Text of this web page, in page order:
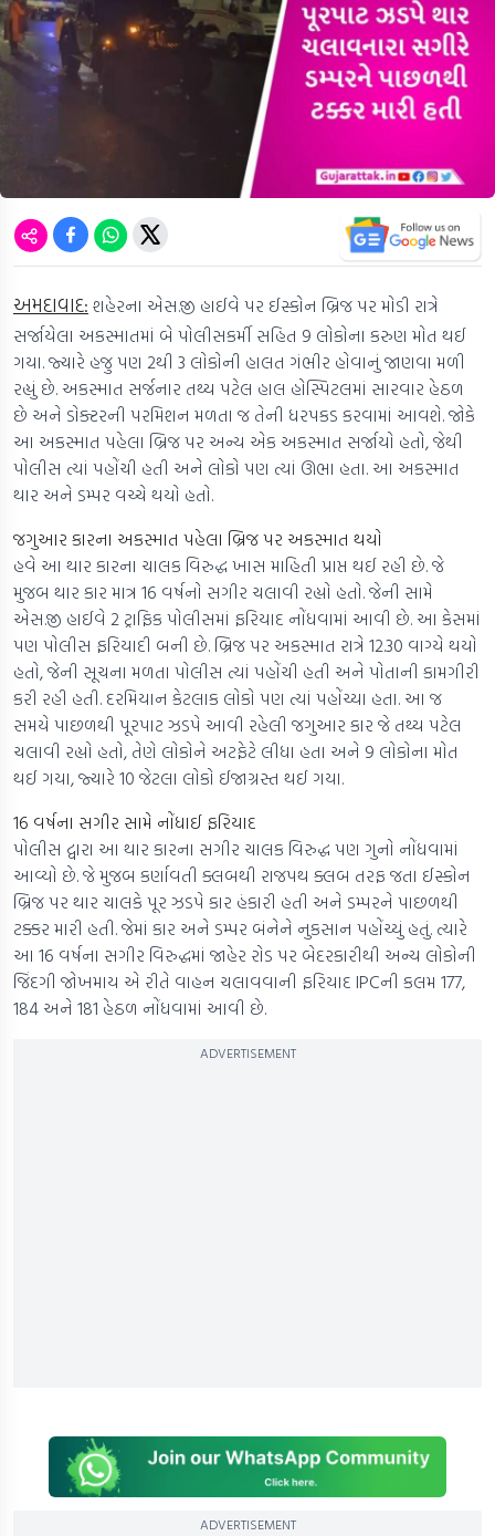
અમદાવાદ: શહેરના એસ.જી હાઈવે પર ઈસ્કોન બ્રિજ પર મોડી રાત્રે
સર્જાયેલા અકસ્માતમાં બે પોલીસકર્મી સહિત 9 લોકોના કરુણ મોત થઈ
ગયા. જ્યારે હજુ પણ 2થી 3 લોકોની હાલત ગંભીર હોવાનું જાણવા મળી
રહ્યું છે. અકસ્માત સર્જનાર તથ્ય પટેલ હાલ હોસ્પિટલમાં સારવાર હેઠળ
છે અને ડોક્ટરની પરમિશન મળતા જ તેની ધરપકડ કરવામાં આવશે. જોકે
આ અકસ્માત પહેલા બ્રિજ પર અન્ય એક અકસ્માત સર્જાયો હતો, જેથી
પોલીસ ત્યાં પહોંચી હતી અને લોકો પણ ત્યાં ઊભા હતા. આ અકસ્માત
થાર અને ડમ્પર વચ્ચે થયો હતો.
જગુઆર કારના અકસ્માત પહેલા બ્રિજ પર અકસ્માત થયો
હવે આ થાર કારના ચાલક વિરુદ્ધ ખાસ માહિતી પ્રાપ્ત થઈ રહી છે. જે
મુજબ થાર કાર માત્ર 16 વર્ષનો સગીર ચલાવી રહ્યો હતો. જેની સામે
એસ.જી હાઈવે 2 ટ્રાફિક પોલીસમાં ફરિયાદ નોંધવામાં આવી છે. આ કેસમાં
પણ પોલીસ ફરિયાદી બની છે. બ્રિજ પર અકસ્માત રાત્રે 12.30 વાગ્યે થયો
હતો, જેની સૂચના મળતા પોલીસ ત્યાં પહોંચી હતી અને પોતાની કામગીરી
કરી રહી હતી. દરમિયાન કેટલાક લોકો પણ ત્યાં પહોંચ્યા હતા. આ જ
સમયે પાછળથી પૂરપાટ ઝડપે આવી રહેલી જગુઆર કાર જે તથ્ય પટેલ
ચલાવી રહ્યો હતો, તેણે લોકોને અટફેટે લીધા હતા અને 9 લોકોના મોત
થઈ ગયા, જ્યારે 10 જેટલા લોકો ઈજાગ્રસ્ત થઈ ગયા.
16 વર્ષના સગીર સામે નોંધાઈ ફરિયાદ
પોલીસ દ્વારા આ થાર કારના સગીર ચાલક વિરુદ્ધ પણ ગુનો નોંધવામાં
આવ્યો છે. જે મુજબ કર્ણાવતી ક્લબથી રાજપથ ક્લબ તરફ જતા ઈસ્કોન
બ્રિજ પર થાર ચાલકે પૂર ઝડપે કાર હંકારી હતી અને ડમ્પરને પાછળથી
ટક્કર મારી હતી. જેમાં કાર અને ડમ્પર બંનેને નુકસાન પહોંચ્યું હતું. ત્યારે
આ 16 વર્ષના સગીર વિરુદ્ધમાં જાહેર રોડ પર બેદરકારીથી અન્ય લોકોની
જિંદગી જોખમાય એ રીતે વાહન ચલાવવાની ફરિયાદ IPCની કલમ 177,
184 અને 181 હેઠળ નોંધવામાં આવી છે.
ADVERTISEMENT
ADVERTISEMENT